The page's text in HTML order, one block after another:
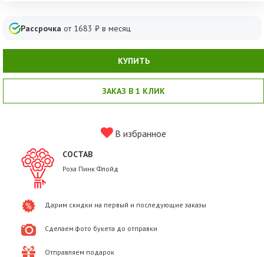
Рассрочка от 1683 ₽ в месяц
КУПИТЬ
ЗАКАЗ В 1 КЛИК
В избранное
СОСТАВ
Роза Пинк Флойд
Дарим скидки на первый и последующие заказы
Сделаем фото букета до отправки
Отправляем подарок